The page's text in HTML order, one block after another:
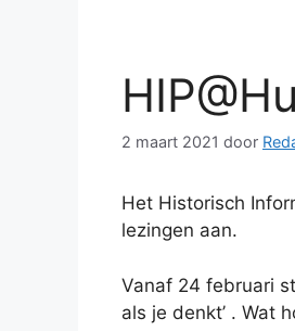
2 maart 2021 door
Het Historisch
lezingen aan.
Vanaf 24 februari
als je denkt’ . Wat